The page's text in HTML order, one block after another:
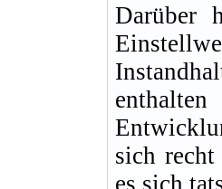
Darüber
sich
es sich